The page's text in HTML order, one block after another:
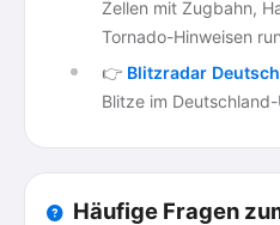
Zellen mit Zugbahn,
Tornado-Hinweisen
👉 Blitzradar
Blitze im
Häufige Fragen